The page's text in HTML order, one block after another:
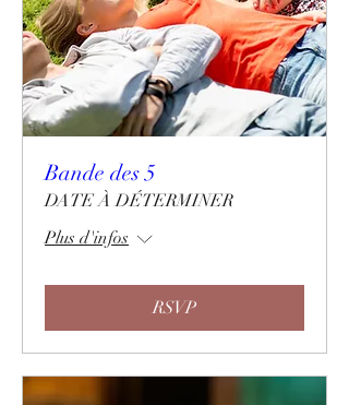
Bande des 5
DATE À DÉTERMINER
Plus d'infos
RSVP